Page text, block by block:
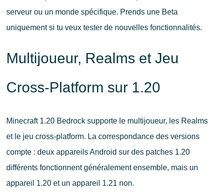
serveur ou un monde spécifique. Prends une Beta
uniquement si tu veux tester de nouvelles fonctionnalités.
Multijoueur, Realms et Jeu
Cross-Platform sur 1.20
Minecraft 1.20 Bedrock supporte le multijoueur, les Realms
et le jeu cross-platform. La correspondance des versions
compte : deux appareils Android sur des patches 1.20
différents fonctionnent généralement ensemble, mais un
appareil 1.20 et un appareil 1.21 non.